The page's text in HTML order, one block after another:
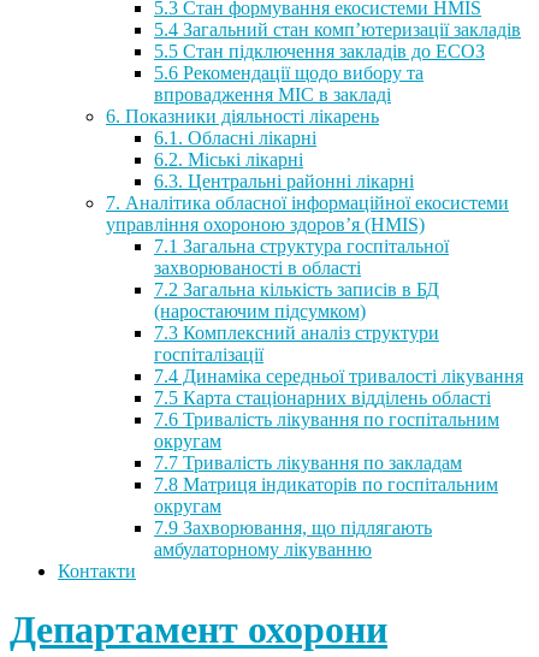
5.3 Стан формування екосистеми HMIS
5.4 Загальний стан комп’ютеризації закладів
5.5 Стан підключення закладів до ЕСОЗ
5.6 Рекомендації щодо вибору та
впровадження МІС в закладі
6. Показники діяльності лікарень
6.1. Обласні лікарні
6.2. Міські лікарні
6.3. Центральні районні лікарні
7. Аналітика обласної інформаційної екосистеми
управління охороною здоров’я (HMIS)
7.1 Загальна структура госпітальної
захворюваності в області
7.2 Загальна кількість записів в БД
(наростаючим підсумком)
7.3 Комплексний аналіз структури
госпіталізації
7.4 Динаміка середньої тривалості лікування
7.5 Карта стаціонарних відділень області
7.6 Тривалість лікування по госпітальним
округам
7.7 Тривалість лікування по закладам
7.8 Матриця індикаторів по госпітальним
округам
7.9 Захворювання, що підлягають
амбулаторному лікуванню
Контакти
Департамент охорони